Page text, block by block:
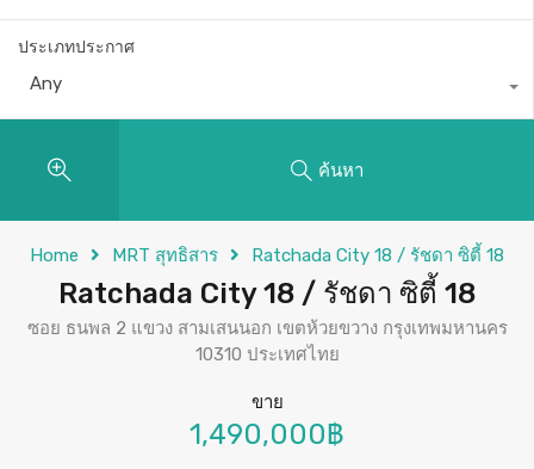
ประเภทประกาศ
Any
ค้นหา
Home MRT สุทธิสาร Ratchada City 18 / รัชดา ซิตี้ 18
Ratchada City 18 / รัชดา ซิตี้ 18
ซอย ธนพล 2 แขวง สามเสนนอก เขตห้วยขวาง กรุงเทพมหานคร
10310 ประเทศไทย
ขาย
1,490,000฿